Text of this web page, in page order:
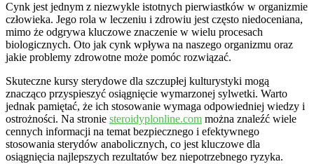
Cynk jest jednym z niezwykle istotnych pierwiastków w organizmie
człowieka. Jego rola w leczeniu i zdrowiu jest często niedoceniana,
mimo że odgrywa kluczowe znaczenie w wielu procesach
biologicznych. Oto jak cynk wpływa na naszego organizmu oraz
jakie problemy zdrowotne może pomóc rozwiązać.
Skuteczne kursy sterydowe dla szczupłej kulturystyki mogą
znacząco przyspieszyć osiągnięcie wymarzonej sylwetki. Warto
jednak pamiętać, że ich stosowanie wymaga odpowiedniej wiedzy i
ostrożności. Na stronie steroidyplonline.com można znaleźć wiele
cennych informacji na temat bezpiecznego i efektywnego
stosowania sterydów anabolicznych, co jest kluczowe dla
osiągnięcia najlepszych rezultatów bez niepotrzebnego ryzyka.